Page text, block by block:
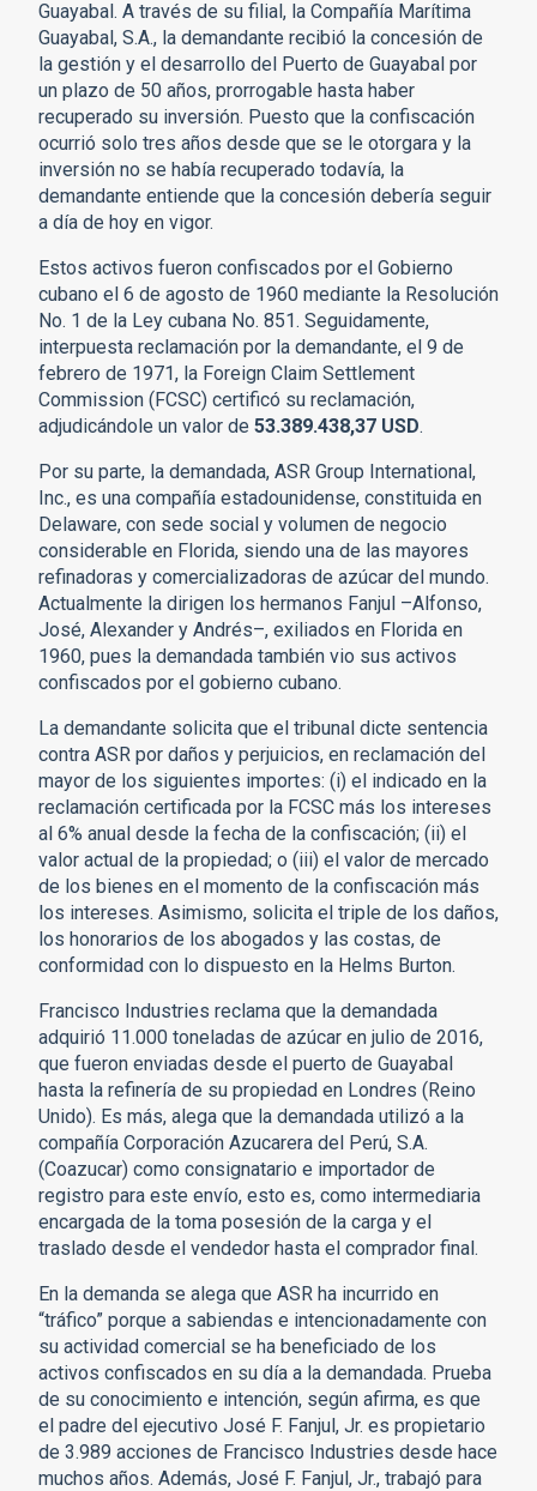
Guayabal. A través de su filial, la Compañía Marítima
Guayabal, S.A., la demandante recibió la concesión de
la gestión y el desarrollo del Puerto de Guayabal por
un plazo de 50 años, prorrogable hasta haber
recuperado su inversión. Puesto que la confiscación
ocurrió solo tres años desde que se le otorgara y la
inversión no se había recuperado todavía, la
demandante entiende que la concesión debería seguir
a día de hoy en vigor.
Estos activos fueron confiscados por el Gobierno
cubano el 6 de agosto de 1960 mediante la Resolución
No. 1 de la Ley cubana No. 851. Seguidamente,
interpuesta reclamación por la demandante, el 9 de
febrero de 1971, la Foreign Claim Settlement
Commission (FCSC) certificó su reclamación,
adjudicándole un valor de 53.389.438,37 USD.
Por su parte, la demandada, ASR Group International,
Inc., es una compañía estadounidense, constituida en
Delaware, con sede social y volumen de negocio
considerable en Florida, siendo una de las mayores
refinadoras y comercializadoras de azúcar del mundo.
Actualmente la dirigen los hermanos Fanjul –Alfonso,
José, Alexander y Andrés–, exiliados en Florida en
1960, pues la demandada también vio sus activos
confiscados por el gobierno cubano.
La demandante solicita que el tribunal dicte sentencia
contra ASR por daños y perjuicios, en reclamación del
mayor de los siguientes importes: (i) el indicado en la
reclamación certificada por la FCSC más los intereses
al 6% anual desde la fecha de la confiscación; (ii) el
valor actual de la propiedad; o (iii) el valor de mercado
de los bienes en el momento de la confiscación más
los intereses. Asimismo, solicita el triple de los daños,
los honorarios de los abogados y las costas, de
conformidad con lo dispuesto en la Helms Burton.
Francisco Industries reclama que la demandada
adquirió 11.000 toneladas de azúcar en julio de 2016,
que fueron enviadas desde el puerto de Guayabal
hasta la refinería de su propiedad en Londres (Reino
Unido). Es más, alega que la demandada utilizó a la
compañía Corporación Azucarera del Perú, S.A.
(Coazucar) como consignatario e importador de
registro para este envío, esto es, como intermediaria
encargada de la toma posesión de la carga y el
traslado desde el vendedor hasta el comprador final.
En la demanda se alega que ASR ha incurrido en
“tráfico” porque a sabiendas e intencionadamente con
su actividad comercial se ha beneficiado de los
activos confiscados en su día a la demandada. Prueba
de su conocimiento e intención, según afirma, es que
el padre del ejecutivo José F. Fanjul, Jr. es propietario
de 3.989 acciones de Francisco Industries desde hace
muchos años. Además, José F. Fanjul, Jr., trabajó para